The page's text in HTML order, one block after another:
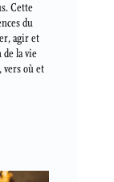
Cette
du
agir et
de la vie
vers où et